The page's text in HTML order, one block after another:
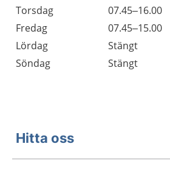
Torsdag
07.45–16.00
Fredag
07.45–15.00
Lördag
Stängt
Söndag
Stängt
Hitta oss